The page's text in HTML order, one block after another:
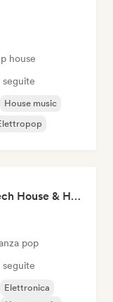
house
House music
Desande, Bass House, Tech House & House 2021
pop
Elettronica